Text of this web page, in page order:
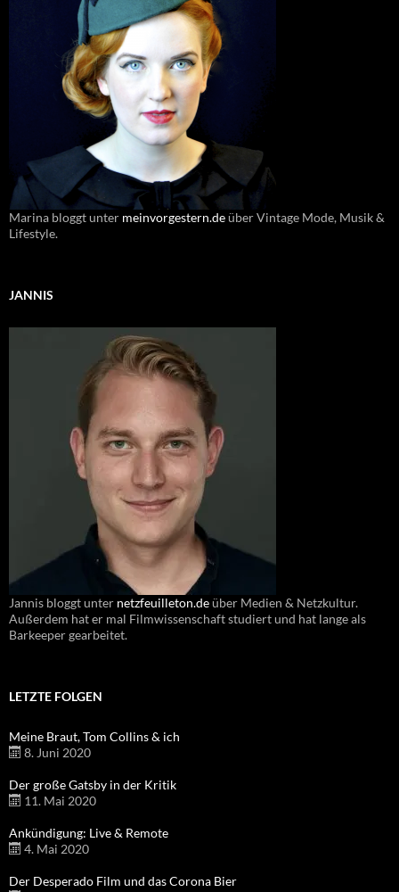
Marina bloggt unter meinvorgestern.deüber Vintage Mode, Musik &
Lifestyle.
JANNIS
Jannis bloggt unter netzfeuilleton.deüber Medien & Netzkultur.
Außerdem hat er mal Filmwissenschaft studiert und hat lange als
Barkeeper gearbeitet.
LETZTE FOLGEN
Meine Braut, Tom Collins & ich
8. Juni 2020
Der große Gatsby in der Kritik
11. Mai 2020
Ankündigung: Live & Remote
4. Mai 2020
Der Desperado Film und das Corona Bier